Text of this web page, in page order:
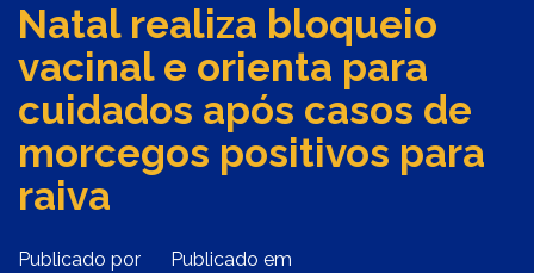
Natal realiza bloqueio
vacinal e orienta para
cuidados após casos de
morcegos positivos para
raiva
Publicado por
Publicado em